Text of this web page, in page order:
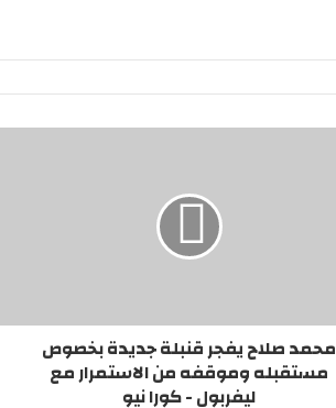
محمد صلاح يفجر قنبلة جديدة بخصوص
مستقبله وموقفه من الاستمرار مع
ليفربول - كورا نيو